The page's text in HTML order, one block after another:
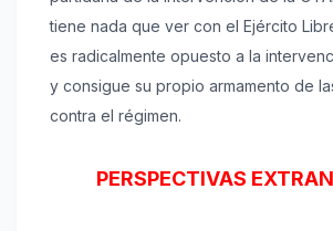
tiene nada que ver con el Ejército
es radicalmente opuesto a la
y consigue su propio armamento de
contra el régimen.
PERSPECTIVAS